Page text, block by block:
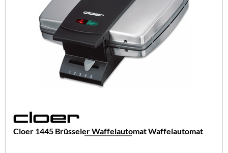
Cloer 1445 Brüsseler Waffelautomat Waffelautomat